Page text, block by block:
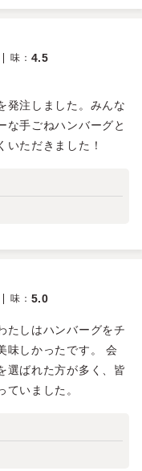
味 ： 4.5
発注しました。みんな
な手ごねハンバーグと
いただきました！
味 ： 5.0
たしはハンバーグをチ
味しかったです。 会
選ばれた方が多く、皆
いました。